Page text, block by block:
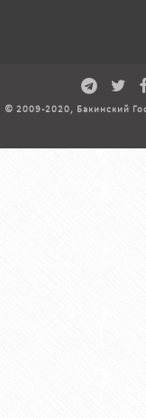
© 2009-2020, Бакинский